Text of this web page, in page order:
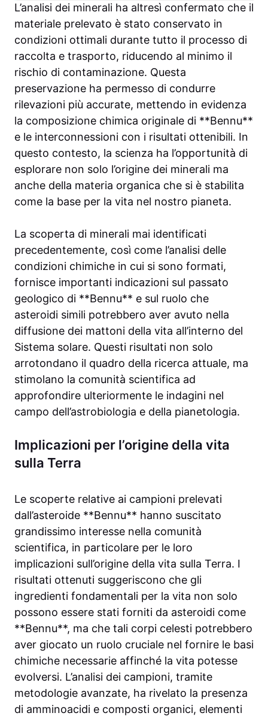
L’analisi dei minerali ha altresì confermato che il
materiale prelevato è stato conservato in
condizioni ottimali durante tutto il processo di
raccolta e trasporto, riducendo al minimo il
rischio di contaminazione. Questa
preservazione ha permesso di condurre
rilevazioni più accurate, mettendo in evidenza
la composizione chimica originale di **Bennu**
e le interconnessioni con i risultati ottenibili. In
questo contesto, la scienza ha l’opportunità di
esplorare non solo l’origine dei minerali ma
anche della materia organica che si è stabilita
come la base per la vita nel nostro pianeta.
La scoperta di minerali mai identificati
precedentemente, così come l’analisi delle
condizioni chimiche in cui si sono formati,
fornisce importanti indicazioni sul passato
geologico di **Bennu** e sul ruolo che
asteroidi simili potrebbero aver avuto nella
diffusione dei mattoni della vita all’interno del
Sistema solare. Questi risultati non solo
arrotondano il quadro della ricerca attuale, ma
stimolano la comunità scientifica ad
approfondire ulteriormente le indagini nel
campo dell’astrobiologia e della pianetologia.
Implicazioni per l’origine della vita
sulla Terra
Le scoperte relative ai campioni prelevati
dall’asteroide **Bennu** hanno suscitato
grandissimo interesse nella comunità
scientifica, in particolare per le loro
implicazioni sull’origine della vita sulla Terra. I
risultati ottenuti suggeriscono che gli
ingredienti fondamentali per la vita non solo
possono essere stati forniti da asteroidi come
**Bennu**, ma che tali corpi celesti potrebbero
aver giocato un ruolo cruciale nel fornire le basi
chimiche necessarie affinché la vita potesse
evolversi. L’analisi dei campioni, tramite
metodologie avanzate, ha rivelato la presenza
di amminoacidi e composti organici, elementi